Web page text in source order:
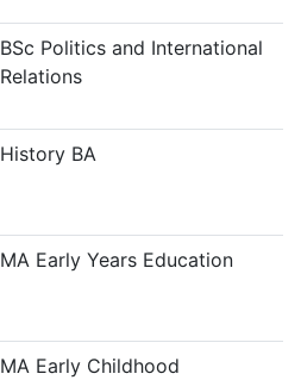
BSc Politics and International
Relations
History BA
MA Early Years Education
MA Early Childhood